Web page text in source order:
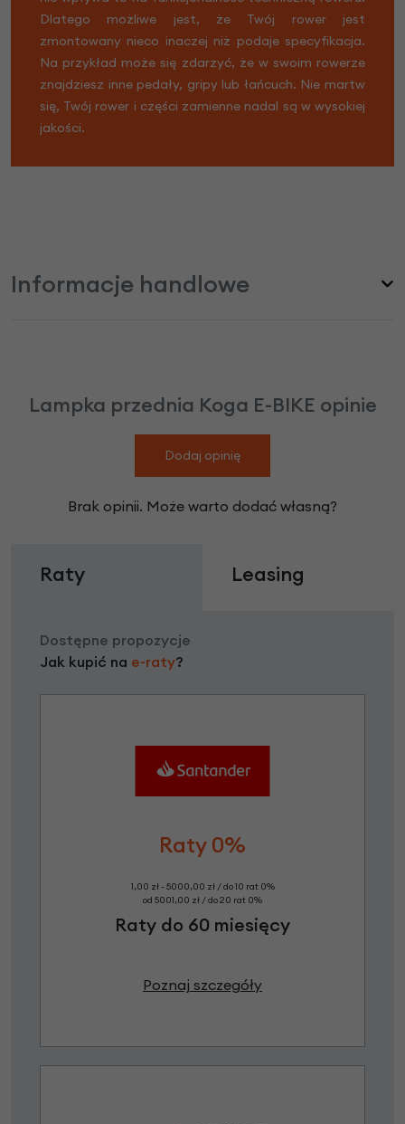
Dlatego możliwe jest, że Twój rower jest
zmontowany nieco inaczej niż podaje specyfikacja.
Na przykład może się zdarzyć, że w swoim rowerze
znajdziesz inne pedały, gripy lub łańcuch. Nie martw
się, Twój rower i części zamienne nadal są w wysokiej
jakości.
Informacje handlowe
Lampka przednia Koga E-BIKE opinie
Dodaj opinię
Brak opinii. Może warto dodać własną?
Raty Leasing
Dostępne propozycje
Jak kupić na e-raty?
Raty 0%
1,00 zł - 5000,00 zł / do 10 rat 0%
od 5001,00 zł / do 20 rat 0%
Raty do 60 miesięcy
Poznaj szczegóły